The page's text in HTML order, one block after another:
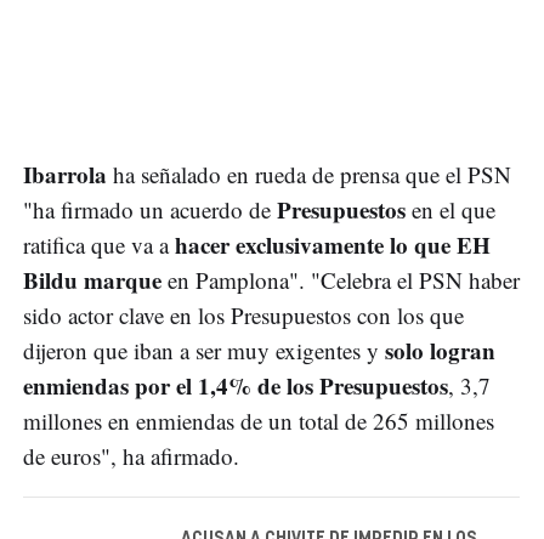
Ibarrola ha señalado en rueda de prensa que el PSN
"ha firmado un acuerdo de Presupuestos en el que
ratifica que va ahacer exclusivamente lo que EH
Bildu marque en Pamplona". "Celebra el PSN haber
sido actor clave en los Presupuestos con los que
dijeron que iban a ser muy exigentes y solo logran
enmiendas por el 1,4% de los Presupuestos, 3,7
millones en enmiendas de un total de 265 millones
de euros", ha afirmado.